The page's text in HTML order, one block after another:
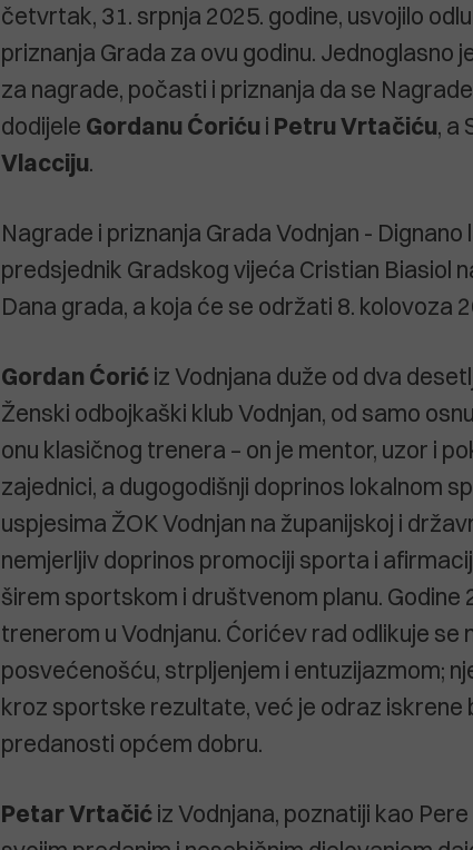
četvrtak, 31. srpnja 2025. godine, usvojilo
priznanja Grada za ovu godinu. Jednoglasno
za nagrade, počasti i priznanja da se
dodijele Gordanu Ćoriću i Petru Vrtačiću, a
Vlacciju.
Nagrade i priznanja Grada Vodnjan -
predsjednik Gradskog vijeća Cristian Biasiol
Dana grada, a koja će se održati 8. kolovoza
Gordan Ćorićiz Vodnjana duže od dva
Ženski odbojkaški klub Vodnjan, od samo
onu klasičnog trenera – on je mentor, uzor i
zajednici, a dugogodišnji doprinos lokalnom
uspjesima ŽOK Vodnjan na županijskoj i
nemjerljiv doprinos promociji sporta i
širem sportskom i društvenom planu. Godine
trenerom u Vodnjanu. Ćorićev rad odlikuje se
posvećenošću, strpljenjem i entuzijazmom;
kroz sportske rezultate, već je odraz iskrene
predanosti općem dobru.
Petar Vrtačićiz Vodnjana, poznatiji kao